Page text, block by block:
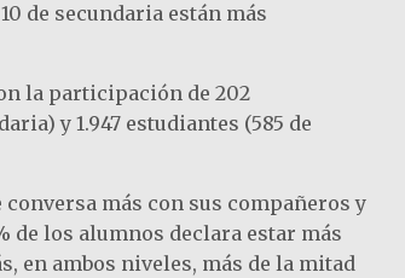
de secundaria están más
la participación de 202
y 1.947 estudiantes (585 de
más con sus compañeros y
de los alumnos declara estar más
en ambos niveles, más de la mitad